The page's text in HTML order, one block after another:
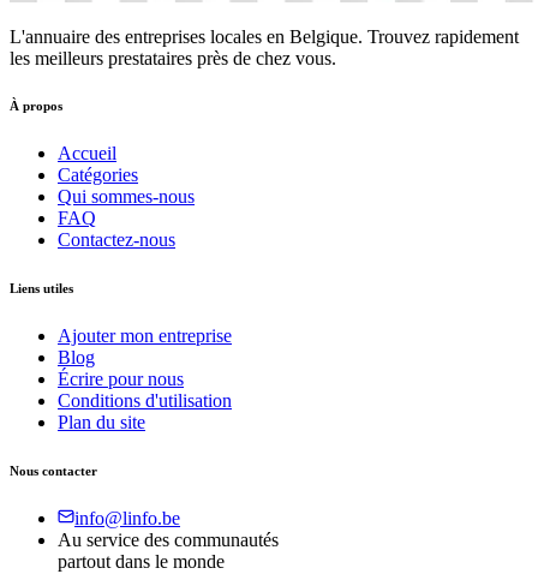
L'annuaire des entreprises locales en Belgique. Trouvez rapidement
les meilleurs prestataires près de chez vous.
À propos
Accueil
Catégories
Qui sommes-nous
FAQ
Contactez-nous
Liens utiles
Ajouter mon entreprise
Blog
Écrire pour nous
Conditions d'utilisation
Plan du site
Nous contacter
info@linfo.be
Au service des communautés
partout dans le monde